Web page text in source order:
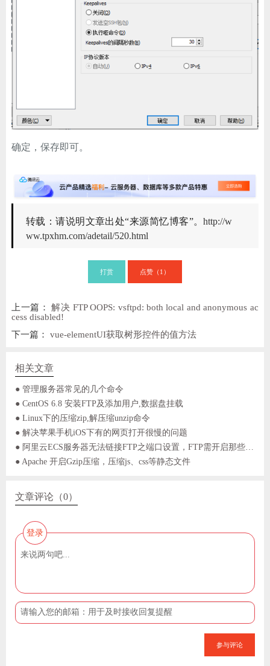
确定，保存即可。
转载：请说明文章出处“来源简忆博客”。http://w
ww.tpxhm.com/adetail/520.html
打赏 点赞（ 1 ）
上一篇：解决 FTP OOPS: vsftpd: both local and anonymous ac
cess disabled!
下一篇：vue-elementUI获取树形控件的值方法
相关文章
● 管理服务器常见的几个命令
● CentOS 6.8 安装FTP及添加用户,数据盘挂载
● Linux下的压缩zip,解压缩unzip命令
● 解决苹果手机iOS下有的网页打开很慢的问题
● 阿里云ECS服务器无法链接FTP之端口设置，FTP需开启那些端口？
● Apache 开启Gzip压缩，压缩js、css等静态文件
文章评论（0）
登录
参与评论